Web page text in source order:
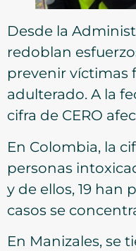
Desde la
redoblan
prevenir víctimas
adulterado. A la
cifra de CERO
En Colombia, la
personas
y de ellos, 19 han
casos se
En Manizales, se